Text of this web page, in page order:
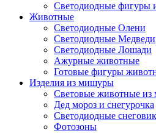
Светодиодные фигуры
Животные
Светодиодные Олени
Светодиодные Медведи
Светодиодные Лошади
Ажурные животные
Готовые фигуры
Изделия из мишуры
Световые животные
Дед мороз и снегурочка
Светодиодные
Фотозоны